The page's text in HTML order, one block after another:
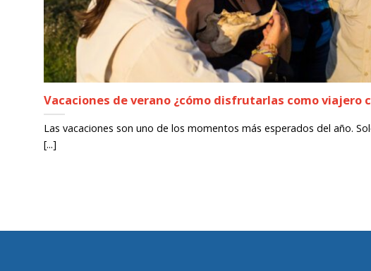
Vacaciones de verano ¿cómo disfrutarlas como viajero
Las vacaciones son uno de los momentos más esperados del año.
[...]